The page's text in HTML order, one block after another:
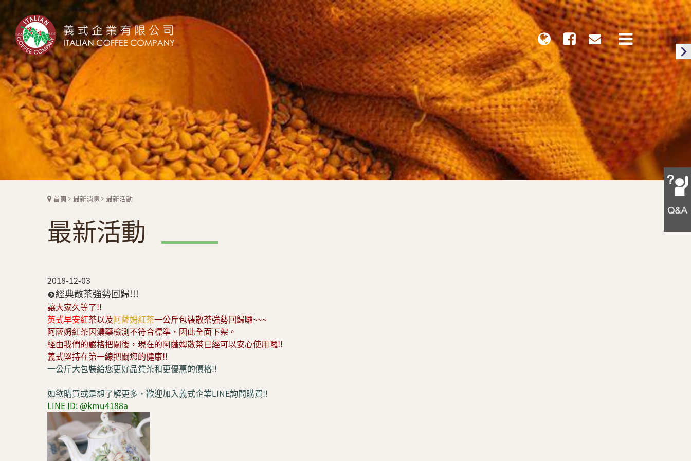
首頁 最新消息 最新活動
最新活動
2018-12-03
經典散茶強勢回歸!!!
讓大家久等了!!
英式早安紅茶以及阿薩姆紅茶一公斤包裝散茶強勢回歸囉~~~
阿薩姆紅茶因濃藥檢測不符合標準，因此全面下架。
經由我們的嚴格把關後，現在的阿薩姆散茶已經可以安心使用囉!!
義式堅持在第一線把關您的健康!!
一公斤大包裝給您更好品質茶和更優惠的價格!!
如欲購買或是想了解更多，歡迎加入義式企業LINE詢問購買!!
LINE ID: @kmu4188a